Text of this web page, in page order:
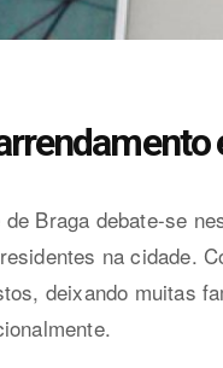
de Braga debate-se
na cidade.
deixando muitas